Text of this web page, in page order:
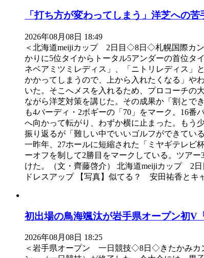
「打ち方が変わってしまう」洋芝への
2026年08月08日 18:49
＜北海道meijiカップ 2日目◇8日◇札幌国際カン
かりに5位タイからトータル5アンダーの首位タ
ネベアミツミレディス」、「ニトリレディス」
かかってしまうので、上から入れたくなる」や
いた。そこへメスを入れるため、プロコーチの
ながら洋芝対策を講じた。その成果か「割とで
も4バーディ・2ボギーの「70」をマーク。16
へ向かって転がり、わずか横に止まった。もう
振り返るが「難しい中でいいゴルフができてい
一昨年、27ホールに短縮された「ミヤギテレビ
ーオフを制して2勝目をマークしている。ツア
けた。（文・齊藤啓介） 北海道meijiカップ 2
ドレスアップ 【写真】似てる？ 安田祐香とキ
初出場の鳥海颯汰が岩手県オープン初
2026年08月08日 18:25
＜岩手県オープン 一日競技◇8日◇きたかみカ